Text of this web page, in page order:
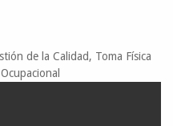
de la Calidad, Toma Física